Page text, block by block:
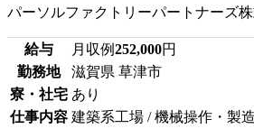
パーソルファクトリーパートナーズ
給与 月収例252,000円
勤務地
滋賀県 草津市
寮・社宅 あり
仕事内容 建築系工場 / 機械操作・製